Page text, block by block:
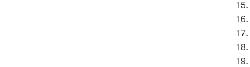
15.
16.
17.
18.
19.